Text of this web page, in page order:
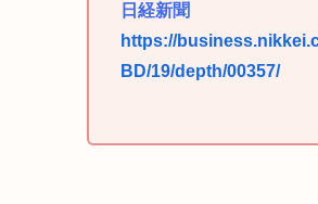
日経新聞
https://
BD/19/depth/00357/